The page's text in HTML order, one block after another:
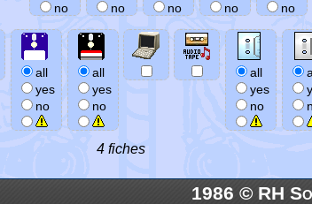
no
no
no
no
no
all
yes
no
all
yes
no
all
yes
no
4 fiches
1986 © RH